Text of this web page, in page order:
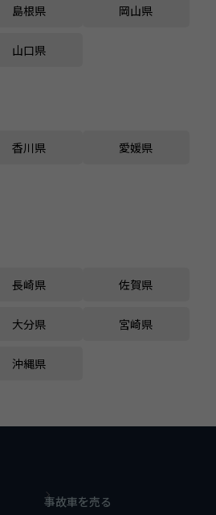
島根県 岡山県
山口県
香川県 愛媛県
長崎県 佐賀県
大分県 宮崎県
沖縄県
事故車を売る